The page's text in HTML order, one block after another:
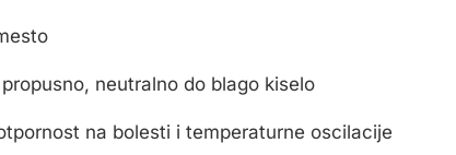
neutralno do blago kiselo
na bolesti i temperaturne oscilacije